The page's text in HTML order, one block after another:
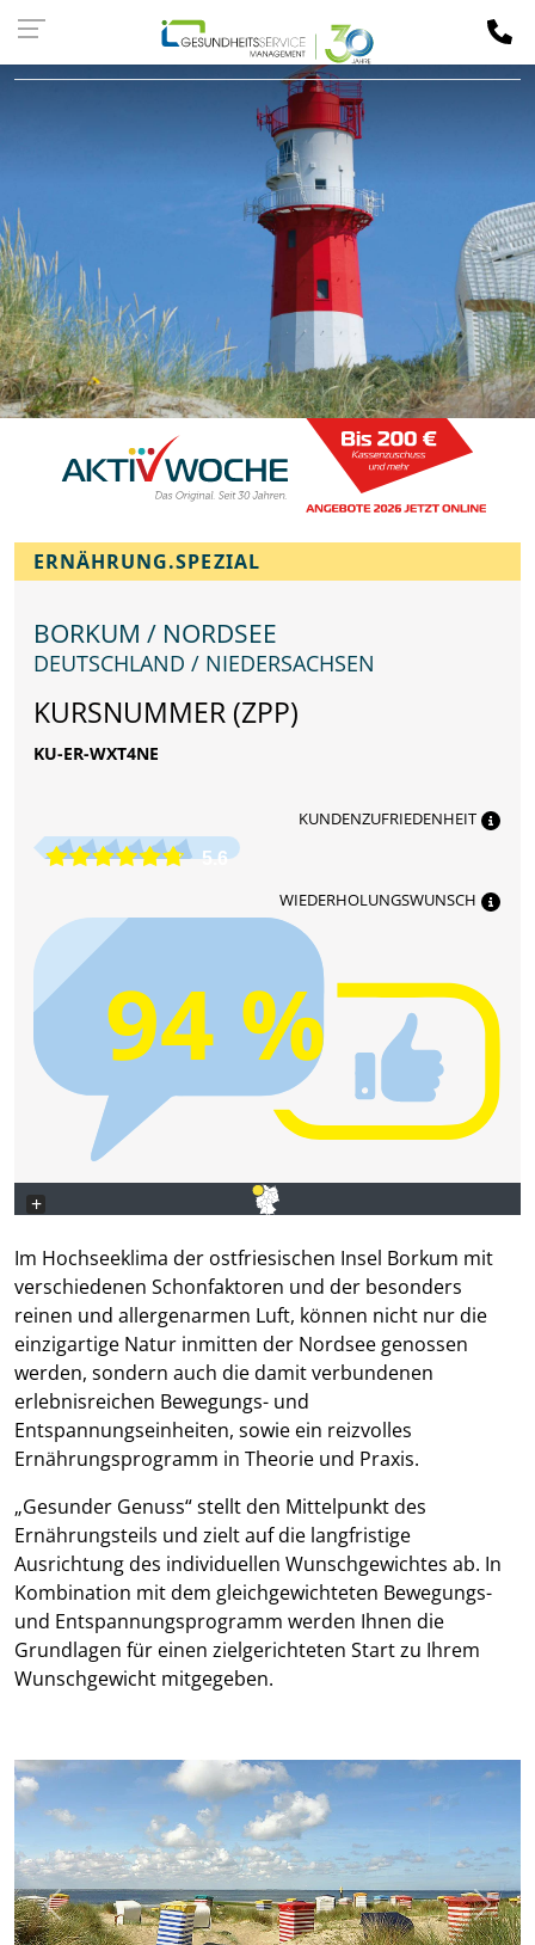
Kassen-
ERNÄHRUNG.SPEZIAL
BORKUM / NORDSEE
DEUTSCHLAND / NIEDERSACHSEN
KURSNUMMER (ZPP)
KU-ER-WXT4NE
KUNDENZUFRIEDENHEIT
5.6
WIEDERHOLUNGSWUNSCH
94 %
+
Im Hochseeklima der ostfriesischen Insel Borkum mit
verschiedenen Schonfaktoren und der besonders
reinen und allergenarmen Luft, können nicht nur die
einzigartige Natur inmitten der Nordsee genossen
werden, sondern auch die damit verbundenen
erlebnisreichen Bewegungs- und
Entspannungseinheiten, sowie ein reizvolles
Ernährungsprogramm in Theorie und Praxis.
„Gesunder Genuss“ stellt den Mittelpunkt des
Ernährungsteils und zielt auf die langfristige
Ausrichtung des individuellen Wunschgewichtes ab. In
Kombination mit dem gleichgewichteten Bewegungs-
und Entspannungsprogramm werden Ihnen die
Grundlagen für einen zielgerichteten Start zu Ihrem
Wunschgewicht mitgegeben.
Previous Next